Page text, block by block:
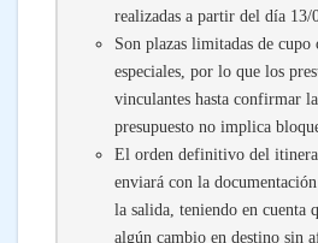
realizadas a partir del día 13/
Son plazas limitadas de cupo
especiales, por lo que los
vinculantes hasta confirmar
presupuesto no implica
El orden definitivo del
enviará con la
la salida, teniendo en cuenta
algún cambio en destino sin